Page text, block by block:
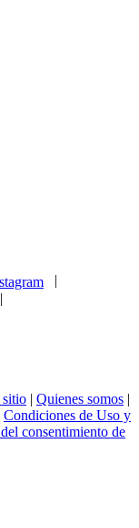
sitio | Quienes somos |
Condiciones de Uso y
consentimiento de